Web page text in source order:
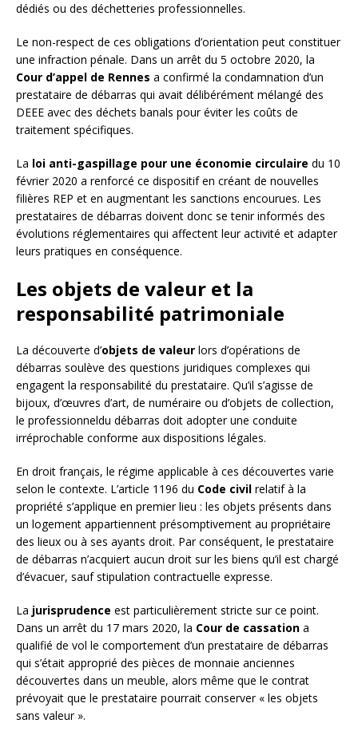
dédiés ou des déchetteries professionnelles.
Le non-respect de ces obligations d’orientation peut constituer
une infraction pénale. Dans un arrêt du 5 octobre 2020, la
Cour d’appel de Rennes a confirmé la condamnation d’un
prestataire de débarras qui avait délibérément mélangé des
DEEE avec des déchets banals pour éviter les coûts de
traitement spécifiques.
La loi anti-gaspillage pour une économie circulaire du 10
février 2020 a renforcé ce dispositif en créant de nouvelles
filières REP et en augmentant les sanctions encourues. Les
prestataires de débarras doivent donc se tenir informés des
évolutions réglementaires qui affectent leur activité et adapter
leurs pratiques en conséquence.
Les objets de valeur et la
responsabilité patrimoniale
La découverte d’objets de valeur lors d’opérations de
débarras soulève des questions juridiques complexes qui
engagent la responsabilité du prestataire. Qu’il s’agisse de
bijoux, d’œuvres d’art, de numéraire ou d’objets de collection,
le professionneldu débarras doit adopter une conduite
irréprochable conforme aux dispositions légales.
En droit français, le régime applicable à ces découvertes varie
selon le contexte. L’article 1196 du Code civil relatif à la
propriété s’applique en premier lieu : les objets présents dans
un logement appartiennent présomptivement au propriétaire
des lieux ou à ses ayants droit. Par conséquent, le prestataire
de débarras n’acquiert aucun droit sur les biens qu’il est chargé
d’évacuer, sauf stipulation contractuelle expresse.
La jurisprudence est particulièrement stricte sur ce point.
Dans un arrêt du 17 mars 2020, la Cour de cassation a
qualifié de vol le comportement d’un prestataire de débarras
qui s’était approprié des pièces de monnaie anciennes
découvertes dans un meuble, alors même que le contrat
prévoyait que le prestataire pourrait conserver « les objets
sans valeur ».